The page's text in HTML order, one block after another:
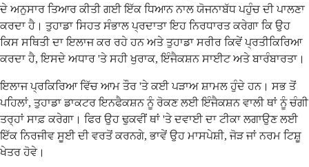
ਦੇ ਅਨੁਸਾਰ ਤਿਆਰ ਕੀਤੀ ਗਈ ਇੱਕ ਧਿਆਨ ਨਾਲ ਯੋਜਨਾਬੱਧ ਪਹੁੰਚ ਦੀ ਪਾਲਣਾ
ਕਰਦਾ ਹੈ। ਤੁਹਾਡਾ ਸਿਹਤ ਸੰਭਾਲ ਪ੍ਰਦਾਤਾ ਇਹ ਨਿਰਧਾਰਤ ਕਰੇਗਾ ਕਿ ਉਹ
ਕਿਸ ਸਥਿਤੀ ਦਾ ਇਲਾਜ ਕਰ ਰਹੇ ਹਨ ਅਤੇ ਤੁਹਾਡਾ ਸਰੀਰ ਕਿਵੇਂ ਪ੍ਰਤੀਕਿਰਿਆ
ਕਰਦਾ ਹੈ, ਇਸਦੇ ਅਧਾਰ 'ਤੇ ਸਹੀ ਖੁਰਾਕ, ਇੰਜੈਕਸ਼ਨ ਸਾਈਟ ਅਤੇ ਬਾਰੰਬਾਰਤਾ।
ਇਲਾਜ ਪ੍ਰਕਿਰਿਆ ਵਿੱਚ ਆਮ ਤੌਰ 'ਤੇ ਕਈ ਪੜਾਅ ਸ਼ਾਮਲ ਹੁੰਦੇ ਹਨ। ਸਭ ਤੋਂ
ਪਹਿਲਾਂ, ਤੁਹਾਡਾ ਡਾਕਟਰ ਇਨਫੈਕਸ਼ਨ ਨੂੰ ਰੋਕਣ ਲਈ ਇੰਜੈਕਸ਼ਨ ਵਾਲੀ ਥਾਂ ਨੂੰ ਚੰਗੀ
ਤਰ੍ਹਾਂ ਸਾਫ਼ ਕਰੇਗਾ। ਫਿਰ ਉਹ ਢੁਕਵੀਂ ਥਾਂ 'ਤੇ ਦਵਾਈ ਦਾ ਟੀਕਾ ਲਗਾਉਣ ਲਈ
ਇੱਕ ਨਿਰਜੀਵ ਸੂਈ ਦੀ ਵਰਤੋਂ ਕਰਨਗੇ, ਭਾਵੇਂ ਉਹ ਮਾਸਪੇਸ਼ੀ, ਜੋੜ ਜਾਂ ਨਰਮ ਟਿਸ਼ੂ
ਖੇਤਰ ਹੋਵੇ।